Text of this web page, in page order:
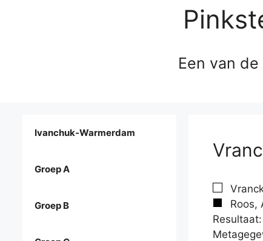
Een van
Roos,
Ivanchuk-Warmerdam
Groep A
Groep B